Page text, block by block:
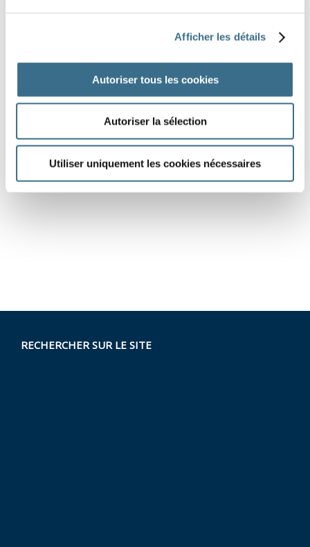
Afficher les détails
Autoriser tous les cookies
Autoriser la sélection
Utiliser uniquement les cookies nécessaires
RECHERCHER SUR LE SITE